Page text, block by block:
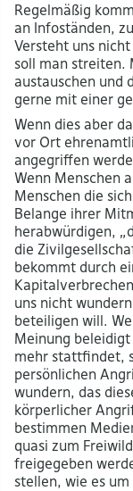
Regelmäßig
an Infoständen,
Versteht uns
soll man streiten.
austauschen und
gerne mit einer
Wenn dies aber
vor Ort
angegriffen
Wenn Menschen
Menschen die
Belange ihrer
herabwürdigen,
die
bekommt durch
uns nicht
beteiligen will.
Meinung
mehr stattfindet,
persönlichen
wundern, das
körperlicher
bestimmen
quasi zum
freigegeben
stellen, wie es